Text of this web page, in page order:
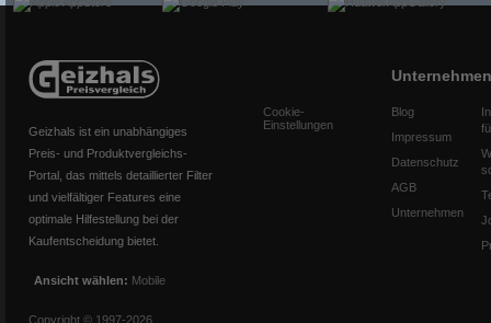
Geizhals ist ein unabhängiges
Preis- und Produktvergleichs-
Portal, das mittels detaillierter Filter
und vielfältiger Features eine
optimale Hilfestellung bei der
Kaufentscheidung bietet.
Ansicht wählen: Mobile
Copyright © 1997-2026
Cookie-
Einstellungen
Unternehmen
Blog
Impressum
Datenschutz
AGB
Unternehmen